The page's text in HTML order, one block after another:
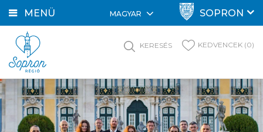
MENÜ MAGYAR SOPRON
KERESÉS KEDVENCEK (0)